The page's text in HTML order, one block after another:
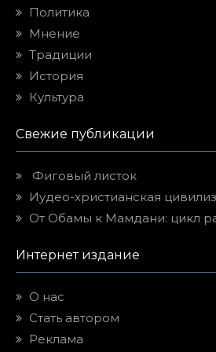
Политика
Мнение
Традиции
История
Культура
Свежие публикации
Фиговый листок
Иудео-христианская
От Обамы к Мамдани: цикл
Интернет издание
О нас
Стать автором
Реклама